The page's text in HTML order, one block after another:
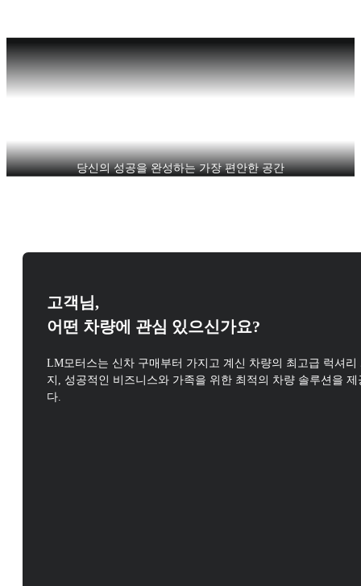
당신의 성공을 완성하는 가장 편안한 공간
고객님,
어떤 차량에 관심 있으신가요?
LM모터스는 신차 구매부터 가지고 계신 차량의 최고급 럭셔리
지, 성공적인 비즈니스와 가족을 위한 최적의 차량 솔루션을 제
다.